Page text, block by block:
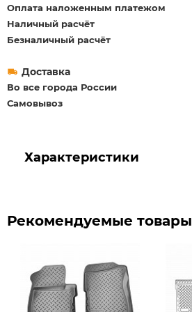
Оплата наложенным платежом
Наличный расчёт
Безналичный расчёт
Доставка
Во все города России
Самовывоз
Характеристики
Рекомендуемые товары